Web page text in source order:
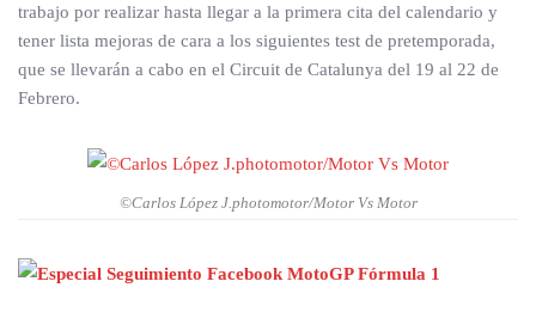
trabajo por realizar hasta llegar a la primera cita del calendario y
tener lista mejoras de cara a los siguientes test de pretemporada,
que se llevarán a cabo en el Circuit de Catalunya del 19 al 22 de
Febrero.
©Carlos López J.photomotor/Motor Vs Motor